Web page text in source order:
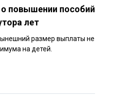
повышении пособий
лет
размер выплаты не
на детей.